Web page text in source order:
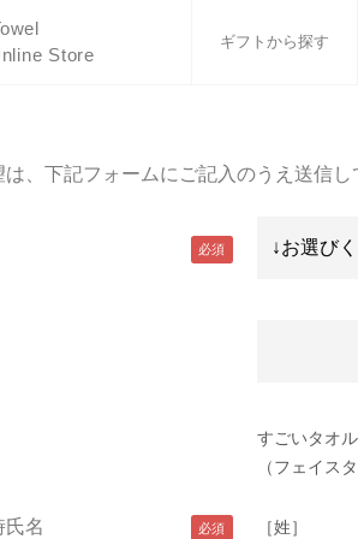
Store
ギフトから探す
バスグッズ
、下記フォームにご記入のうえ送信し
すごいタオ
（フェイス
氏名 ［姓］